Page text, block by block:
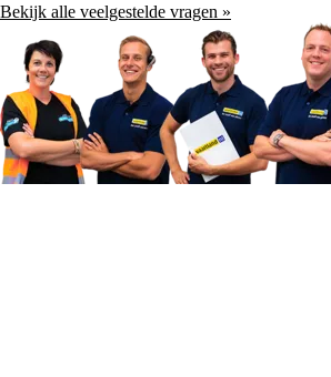
Bekijk alle veelgestelde vragen »